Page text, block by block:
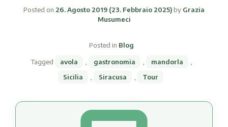
Posted on 26. Agosto 2019 (23. Febbraio 2025) by Grazia
Musumeci
Posted in Blog
Tagged avola gastronomia mandorla
Sicilia
Siracusa Tour